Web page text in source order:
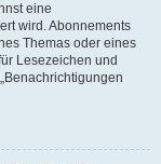
eine
wird. Abonnements
Themas oder eines
Lesezeichen und